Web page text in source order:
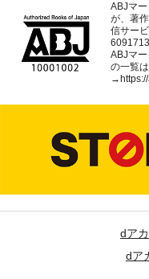
ABJマ
が、著
信サー
6091713
ABJマ
の一覧
→
dア
dア